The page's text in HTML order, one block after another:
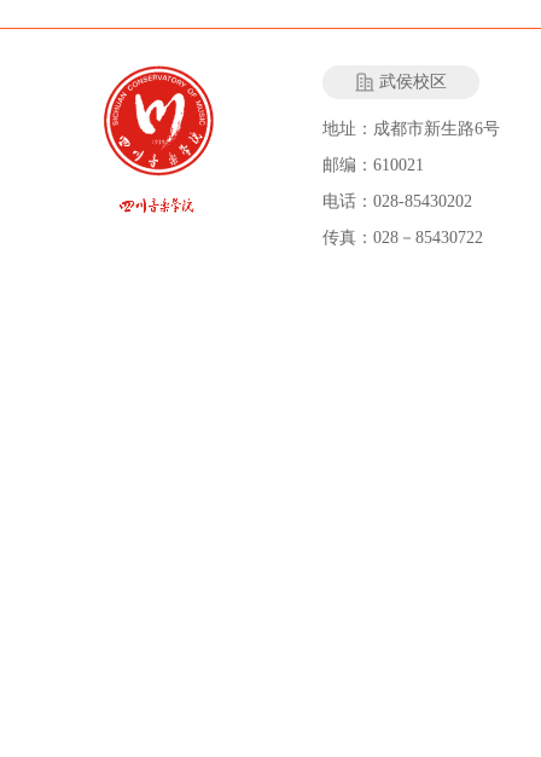
武侯校区
地址：成都市新生路6号
邮编：610021
电话：028-85430202
传真：028－85430722